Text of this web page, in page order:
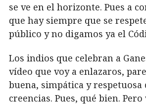
se ve en el horizonte. Pues a
que hay siempre que se
público y no digamos ya el
Los indios que celebran a
vídeo que voy a enlazaros,
buena, simpática y respetuosa
creencias. Pues, qué bien.